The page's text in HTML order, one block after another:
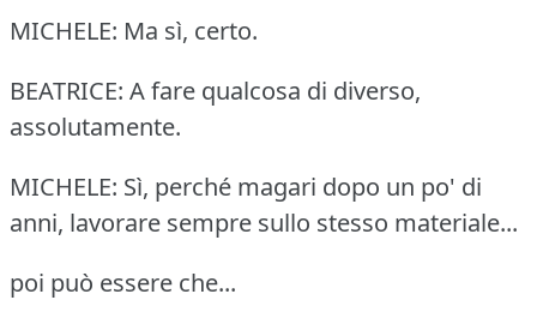
MICHELE: Ma sì, certo.
BEATRICE: A fare qualcosa di diverso,
assolutamente.
MICHELE: Sì, perché magari dopo un po' di
anni, lavorare sempre sullo stesso materiale...
poi può essere che...